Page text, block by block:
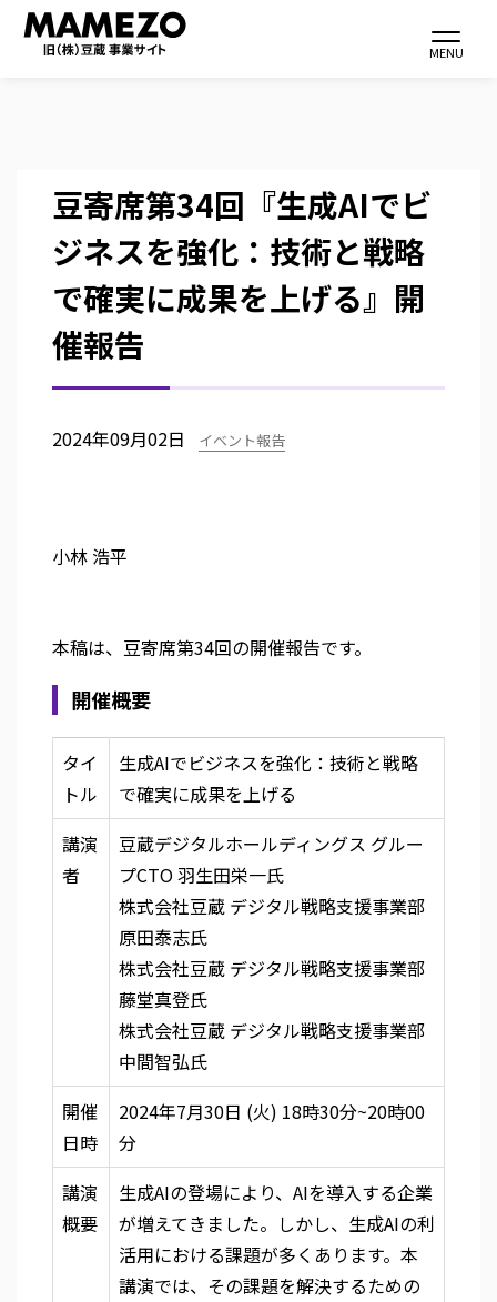
MENU
豆寄席第34回『生成AIでビ
ジネスを強化：技術と戦略
で確実に成果を上げる』開
催報告
2024年09月02日 イベント報告
小林 浩平
本稿は、豆寄席第34回の開催報告です。
開催概要
タイ
トル
生成AIでビジネスを強化：技術と戦略
で確実に成果を上げる
講演
者
豆蔵デジタルホールディングス グルー
プCTO 羽生田栄一氏
株式会社豆蔵 デジタル戦略支援事業部
原田泰志氏
株式会社豆蔵 デジタル戦略支援事業部
藤堂真登氏
株式会社豆蔵 デジタル戦略支援事業部
中間智弘氏
開催
日時
2024年7月30日 (火) 18時30分~20時00
分
講演
概要
生成AIの登場により、AIを導入する企業
が増えてきました。しかし、生成AIの利
活用における課題が多くあります。本
講演では、その課題を解決するための